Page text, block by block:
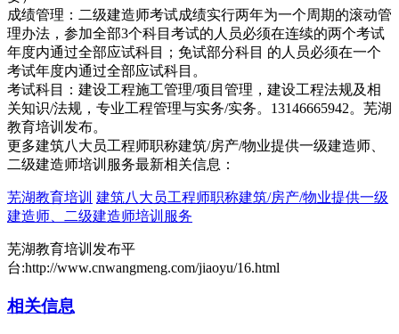
成绩管理：二级建造师考试成绩实行两年为一个周期的滚动管
理办法，参加全部3个科目考试的人员必须在连续的两个考试
年度内通过全部应试科目；免试部分科目 的人员必须在一个
考试年度内通过全部应试科目。
考试科目：建设工程施工管理/项目管理，建设工程法规及相
关知识/法规，专业工程管理与实务/实务。13146665942。芜湖
教育培训发布。
更多建筑八大员工程师职称建筑/房产/物业提供一级建造师、
二级建造师培训服务最新相关信息：
芜湖教育培训 建筑八大员工程师职称建筑/房产/物业提供一级
建造师、二级建造师培训服务
芜湖教育培训发布平
台:http://www.cnwangmeng.com/jiaoyu/16.html
相关信息